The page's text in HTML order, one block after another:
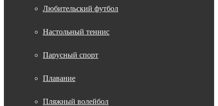
Любительский футбол
Настольный теннис
Парусный спорт
Плавание
Пляжный волейбол